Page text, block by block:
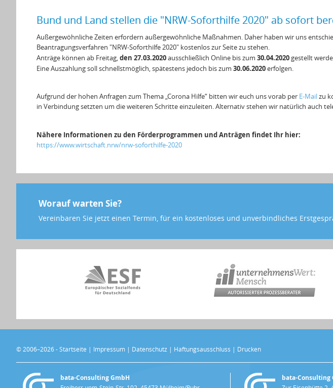
Bund und Land stellen die "NRW-Soforthilfe 2020" ab sofort
Außergewöhnliche Zeiten erfordern außergewöhnliche Maßnahmen. Daher haben wir uns
Beantragungsverfahren "NRW-Soforthilfe 2020" kostenlos zur Seite zu stehen.
Anträge können ab Freitag,den 27.03.2020 ausschließlich Online bis zum30.04.2020 gestellt
Eine Auszahlung soll schnellstmöglich, spätestens jedoch bis zum30.06.2020 erfolgen.
Aufgrund der hohen Anfragen zum Thema „Corona Hilfe“ bitten wir euch uns vorab per E-Mail zu
in Verbindung setzten um die weiteren Schritte einzuleiten. Alternativ stehen wir natürlich auch
Nähere Informationen zu den Förderprogrammen und Anträgen findet Ihr hier:
https://www.wirtschaft.nrw/nrw-soforthilfe-2020
Worauf warten Sie?
Vereinbaren Sie jetzt einen Termin, für ein kostenloses und unverbindliches
© 2006–2026 - Startseite Impressum Datenschutz Haftungsausschluss Drucken
bata-Consulting GmbH bata-Consulting